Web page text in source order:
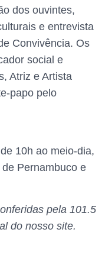
dos ouvintes,
e entrevista
Convivência. Os
social e
Atriz e Artista
papo pelo
10h ao meio-dia,
Pernambuco e
pela 101.5
do nosso site.